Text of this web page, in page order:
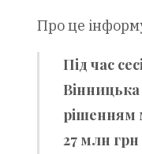
Про це
Під час
рішенням
27 млн